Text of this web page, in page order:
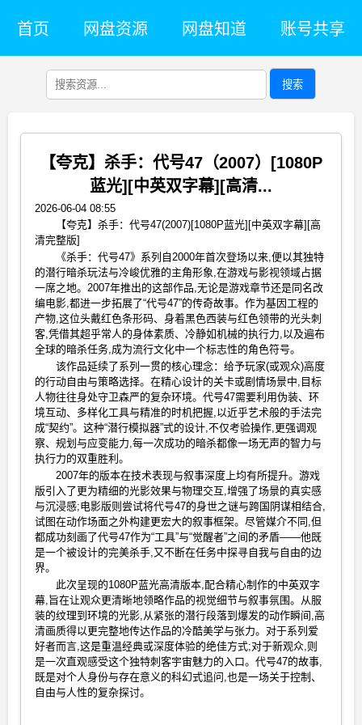
首页 网盘资源 网盘知道 账号共享
搜索
【夸克】杀手：代号47（2007）[1080P
蓝光][中英双字幕][高清...
2026-06-04 08:55
【夸克】杀手：代号47(2007)[1080P蓝光][中英双字幕][高
清完整版]
《杀手：代号47》系列自2000年首次登场以来,便以其独特
的潜行暗杀玩法与冷峻优雅的主角形象,在游戏与影视领域占据
一席之地。2007年推出的这部作品,无论是游戏章节还是同名改
编电影,都进一步拓展了“代号47”的传奇故事。作为基因工程的
产物,这位头戴红色条形码、身着黑色西装与红色领带的光头刺
客,凭借其超乎常人的身体素质、冷静如机械的执行力,以及遍布
全球的暗杀任务,成为流行文化中一个标志性的角色符号。
该作品延续了系列一贯的核心理念：给予玩家(或观众)高度
的行动自由与策略选择。在精心设计的关卡或剧情场景中,目标
人物往往身处守卫森严的复杂环境。代号47需要利用伪装、环
境互动、多样化工具与精准的时机把握,以近乎艺术般的手法完
成“契约”。这种“潜行模拟器”式的设计,不仅考验操作,更强调观
察、规划与应变能力,每一次成功的暗杀都像一场无声的智力与
执行力的双重胜利。
2007年的版本在技术表现与叙事深度上均有所提升。游戏
版引入了更为精细的光影效果与物理交互,增强了场景的真实感
与沉浸感;电影版则尝试将代号47的身世之谜与跨国阴谋相结合,
试图在动作场面之外构建更宏大的叙事框架。尽管媒介不同,但
都成功刻画了代号47作为“工具”与“觉醒者”之间的矛盾——他既
是一个被设计的完美杀手,又不断在任务中探寻自我与自由的边
界。
此次呈现的1080P蓝光高清版本,配合精心制作的中英双字
幕,旨在让观众更清晰地领略作品的视觉细节与叙事氛围。从服
装的纹理到环境的光影,从紧张的潜行段落到爆发的动作瞬间,高
清画质得以更完整地传达作品的冷酷美学与张力。对于系列爱
好者而言,这是重温经典或深度体验的绝佳方式;对于新观众,则
是一次直观感受这个独特刺客宇宙魅力的入口。代号47的故事,
既是对个人身份与存在意义的科幻式追问,也是一场关于控制、
自由与人性的复杂探讨。